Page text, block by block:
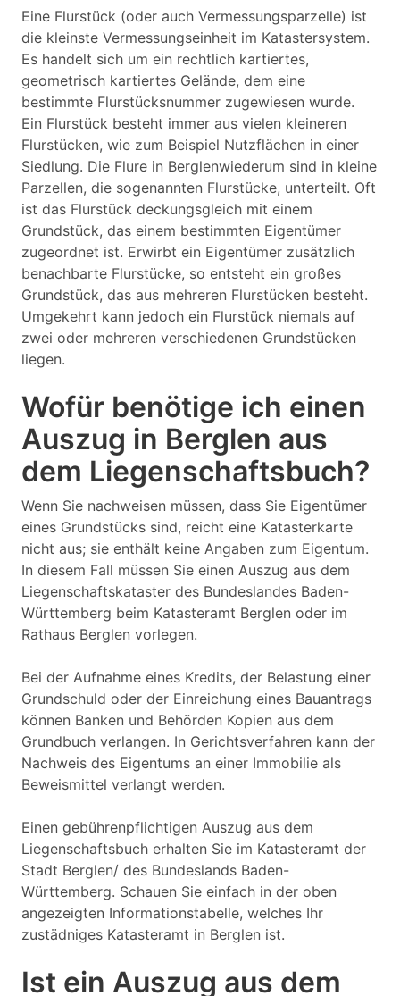
Eine Flurstück (oder auch Vermessungsparzelle) ist
die kleinste Vermessungseinheit im Katastersystem.
Es handelt sich um ein rechtlich kartiertes,
geometrisch kartiertes Gelände, dem eine
bestimmte Flurstücksnummer zugewiesen wurde.
Ein Flurstück besteht immer aus vielen kleineren
Flurstücken, wie zum Beispiel Nutzflächen in einer
Siedlung. Die Flure in Berglenwiederum sind in kleine
Parzellen, die sogenannten Flurstücke, unterteilt. Oft
ist das Flurstück deckungsgleich mit einem
Grundstück, das einem bestimmten Eigentümer
zugeordnet ist. Erwirbt ein Eigentümer zusätzlich
benachbarte Flurstücke, so entsteht ein großes
Grundstück, das aus mehreren Flurstücken besteht.
Umgekehrt kann jedoch ein Flurstück niemals auf
zwei oder mehreren verschiedenen Grundstücken
liegen.
Wofür benötige ich einen
Auszug in Berglen aus
dem Liegenschaftsbuch?
Wenn Sie nachweisen müssen, dass Sie Eigentümer
eines Grundstücks sind, reicht eine Katasterkarte
nicht aus; sie enthält keine Angaben zum Eigentum.
In diesem Fall müssen Sie einen Auszug aus dem
Liegenschaftskataster des Bundeslandes Baden-
Württemberg beim Katasteramt Berglen oder im
Rathaus Berglen vorlegen.
Bei der Aufnahme eines Kredits, der Belastung einer
Grundschuld oder der Einreichung eines Bauantrags
können Banken und Behörden Kopien aus dem
Grundbuch verlangen. In Gerichtsverfahren kann der
Nachweis des Eigentums an einer Immobilie als
Beweismittel verlangt werden.
Einen gebührenpflichtigen Auszug aus dem
Liegenschaftsbuch erhalten Sie im Katasteramt der
Stadt Berglen/ des Bundeslands Baden-
Württemberg. Schauen Sie einfach in der oben
angezeigten Informationstabelle, welches Ihr
zustädniges Katasteramt in Berglen ist.
Ist ein Auszug aus dem